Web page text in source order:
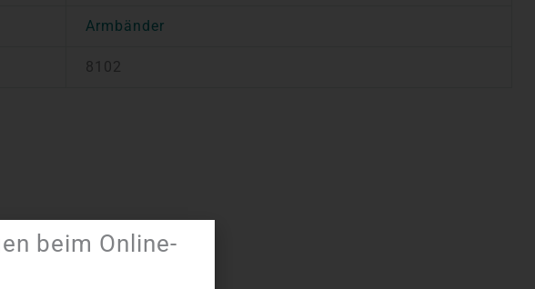
Armbänder
8102
10 mm
beim Online-